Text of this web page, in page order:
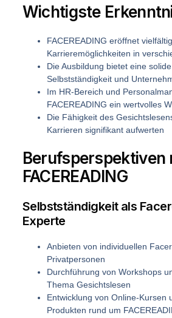
Wichtigste
FACEREADING eröffnet
Karrieremöglichkeiten in
Die Ausbildung bietet eine
Selbstständigkeit und
Im HR-Bereich und
FACEREADING ein wertvolles
Die Fähigkeit des
Karrieren signifikant aufwerten
Berufsperspektiven
FACEREADING
Selbstständigkeit als
Experte
Anbieten von individuellen
Privatpersonen
Durchführung von Workshops
Thema Gesichtslesen
Entwicklung von Online-Kursen
Produkten rund um